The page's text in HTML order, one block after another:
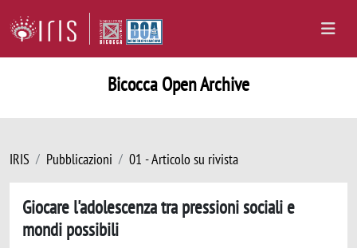
Bicocca Open Archive
IRIS Pubblicazioni 01 - Articolo su rivista
Giocare l'adolescenza tra pressioni sociali e
mondi possibili